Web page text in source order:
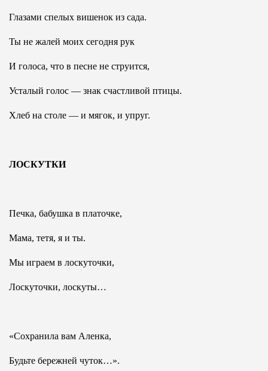
Глазами спелых вишенок из сада.
Ты не жалей моих сегодня рук
И голоса, что в песне не струится,
Усталый голос — знак счастливой птицы.
Хлеб на столе — и мягок, и упруг.
ЛОСКУТКИ
Печка, бабушка в платочке,
Мама, тетя, я и ты.
Мы играем в лоскуточки,
Лоскуточки, лоскуты…
«Сохранила вам Аленка,
Будьте бережней чуток…».